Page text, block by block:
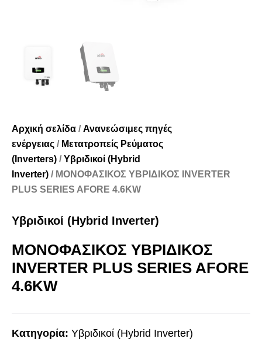
Αρχική σελίδα /Ανανεώσιμες πηγές
ενέργειας / Μετατροπείς Ρεύματος
(Inverters) /Υβριδικοί (Hybrid
Inverter) / ΜΟΝΟΦΑΣΙΚΟΣ ΥΒΡΙΔΙΚΟΣ INVERTER
PLUS SERIES AFORE 4.6KW
Υβριδικοί (Hybrid Inverter)
ΜΟΝΟΦΑΣΙΚΟΣ ΥΒΡΙΔΙΚΟΣ
INVERTER PLUS SERIES AFORE
4.6KW
Κατηγορία: Υβριδικοί (Hybrid Inverter)